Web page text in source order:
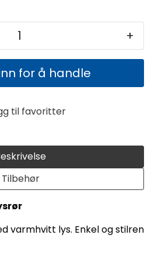
Tilbehør
varmhvitt lys. Enkel og stilren
+
for å handle
til favoritter